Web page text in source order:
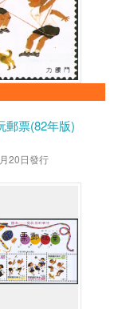
郵票(82年版)
20日發行